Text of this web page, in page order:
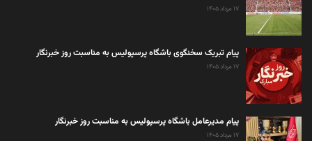
۱۷ مرداد ۱۴۰۵
پیام تبریک سخنگوی باشگاه پرسپولیس به مناسبت روز خبرنگار
۱۷ مرداد ۱۴۰۵
پیام مدیرعامل باشگاه پرسپولیس به مناسبت روز خبرنگار
۱۷ مرداد ۱۴۰۵